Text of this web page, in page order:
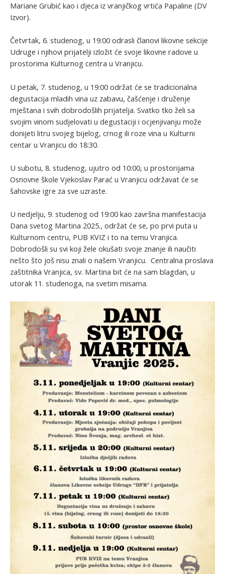
Mariane Grubić kao i djeca iz vranjičkog vrtića Papaline (DV
Izvor).
Četvrtak, 6. studenog, u 19:00 odrasli članovi likovne sekcije
Udruge i njihovi prijatelji izložit će svoje likovne radove u
prostorima Kulturnog centra u Vranjicu.
U petak, 7. studenog, u 19:00 održat će se tradicionalna
degustacija mladih vina uz zabavu, čašćenje i druženje
mještana i svih dobrodošlih prijatelja. Svatko tko želi sa
svojim vinom sudjelovati u degustaciji i ocjenjivanju može
donijeti litru svojeg bijelog, crnog ili roze vina u Kulturni
centar u Vranjicu do 18:30.
U subotu, 8. studenog, ujutro od 10:00, u prostorijama
Osnovne škole Vjekoslav Parać u Vranjicu održavat će se
šahovske igre za sve uzraste.
U nedjelju, 9. studenog od 19:00 kao završna manifestacija
Dana svetog Martina 2025., održat će se, po prvi puta u
Kulturnom centru, PUB KVIZ i to na temu Vranjica.
Dobrodošli su svi koji žele okušati svoje znanje ili naučiti
nešto što još nisu znali o našem Vranjicu. Centralna proslava
zaštitnika Vranjica, sv. Martina bit će na sam blagdan, u
utorak 11. studenoga, na svetim misama.